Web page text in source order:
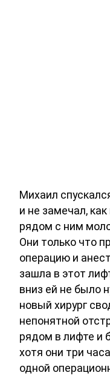
Михаил
и не замечал,
рядом с ним
Они только что
операцию и
зашла в этот
вниз ей не было
новый хирург
непонятной
рядом в лифте и
хотя они три
одной